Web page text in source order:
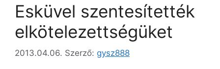
Esküvel szentesítették
elkötelezettségüket
2013.04.06. Szerző: gysz888